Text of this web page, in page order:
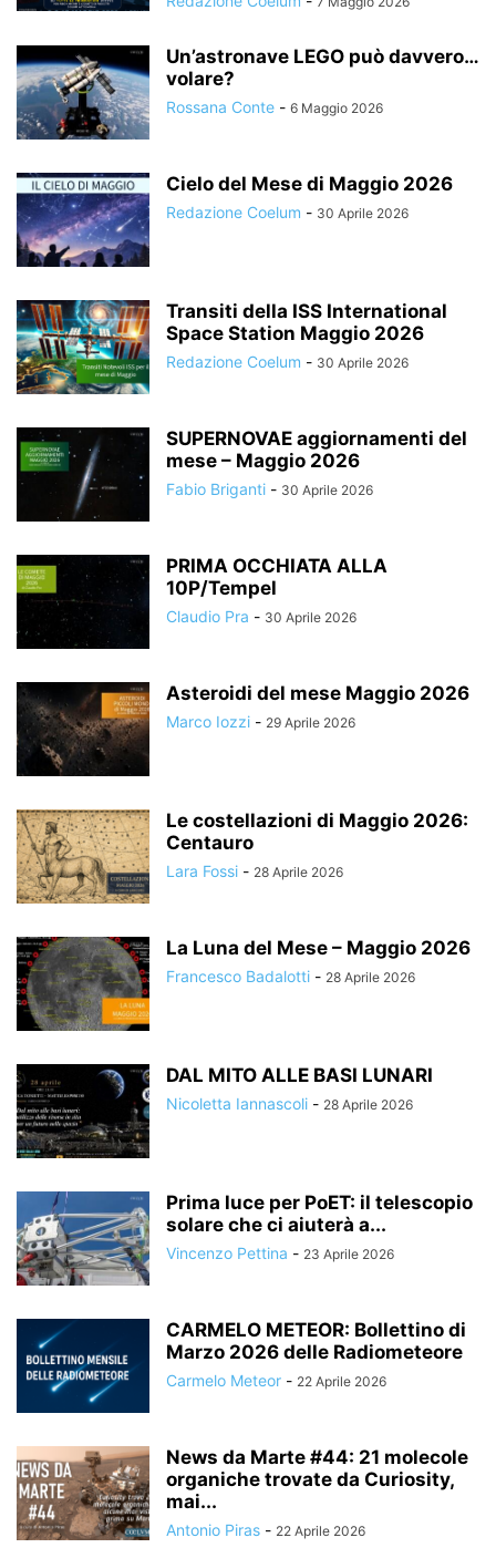
Un’astronave LEGO può davvero…
volare?
Rossana Conte - 6 Maggio 2026
Cielo del Mese di Maggio 2026
Redazione Coelum - 30 Aprile 2026
Transiti della ISS International
Space Station Maggio 2026
Redazione Coelum - 30 Aprile 2026
SUPERNOVAE aggiornamenti del
mese – Maggio 2026
Fabio Briganti - 30 Aprile 2026
PRIMA OCCHIATA ALLA
10P/Tempel
Claudio Pra - 30 Aprile 2026
Asteroidi del mese Maggio 2026
Marco Iozzi - 29 Aprile 2026
Le costellazioni di Maggio 2026:
Centauro
Lara Fossi - 28 Aprile 2026
La Luna del Mese – Maggio 2026
Francesco Badalotti - 28 Aprile 2026
DAL MITO ALLE BASI LUNARI
Nicoletta Iannascoli - 28 Aprile 2026
Prima luce per PoET: il telescopio
solare che ci aiuterà a...
Vincenzo Pettina - 23 Aprile 2026
CARMELO METEOR: Bollettino di
Marzo 2026 delle Radiometeore
Carmelo Meteor - 22 Aprile 2026
News da Marte #44: 21 molecole
organiche trovate da Curiosity,
mai...
Antonio Piras - 22 Aprile 2026